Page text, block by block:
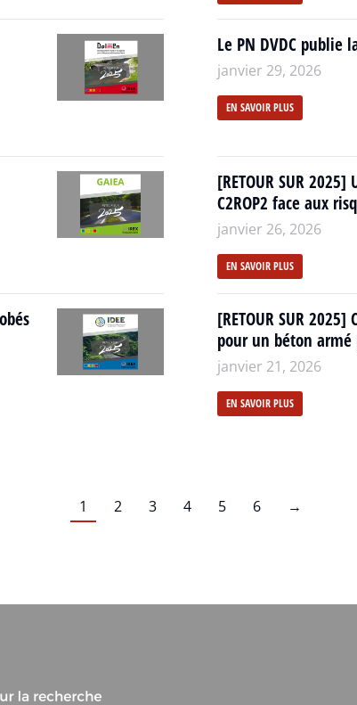
Le PN DVDC publie
janvier 29, 2026
EN SAVOIR PLUS
[RETOUR SUR
C2ROP2 face aux
janvier 26, 2026
EN SAVOIR PLUS
[RETOUR SUR
pour un béton
janvier 21, 2026
EN SAVOIR PLUS
1 2 3 4 5 6 →